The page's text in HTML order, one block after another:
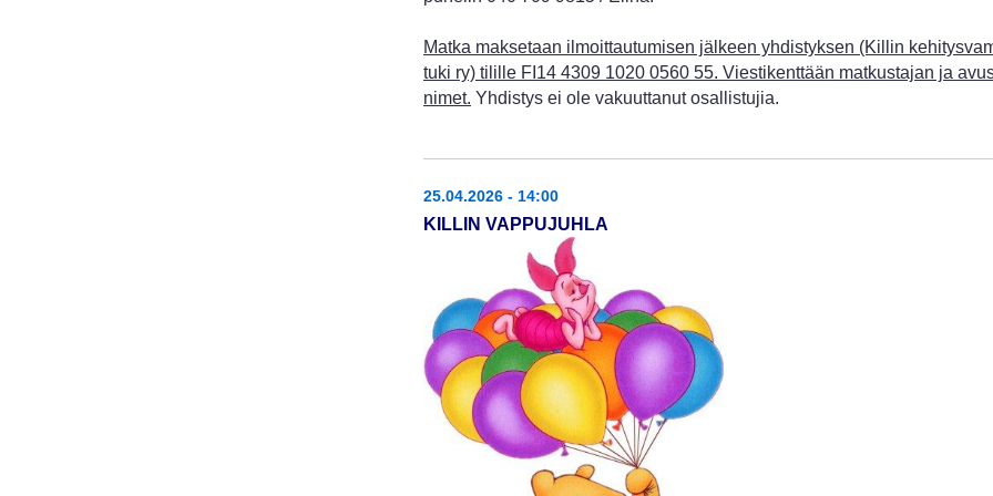
Matka maksetaan ilmoittautumisen jälkeen yhdistyksen (Killin
tuki ry) tilille FI14 4309 1020 0560 55. Viestikenttään matkustajan ja
nimet. Yhdistys ei ole vakuuttanut osallistujia.
25.04.2026 - 14:00
KILLIN VAPPUJUHLA